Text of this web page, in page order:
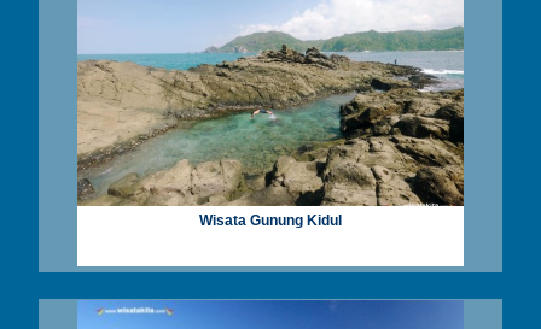
Wisata Gunung Kidul